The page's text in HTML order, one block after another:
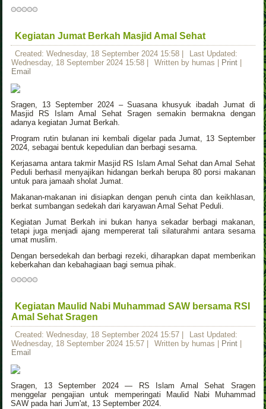
Kegiatan Jumat Berkah Masjid Amal Sehat
Created: Wednesday, 18 September 2024 15:58
Last Updated:
Wednesday, 18 September 2024 15:58
Written by humas Print
Email
Sragen, 13 September 2024 – Suasana khusyuk ibadah Jumat di
Masjid RS Islam Amal Sehat Sragen semakin bermakna dengan
adanya kegiatan Jumat Berkah.
Program rutin bulanan ini kembali digelar pada Jumat, 13 September
2024, sebagai bentuk kepedulian dan berbagi sesama.
Kerjasama antara takmir Masjid RS Islam Amal Sehat dan Amal Sehat
Peduli berhasil menyajikan hidangan berkah berupa 80 porsi makanan
untuk para jamaah sholat Jumat.
Makanan-makanan ini disiapkan dengan penuh cinta dan keikhlasan,
berkat sumbangan sedekah dari karyawan Amal Sehat Peduli.
Kegiatan Jumat Berkah ini bukan hanya sekadar berbagi makanan,
tetapi juga menjadi ajang mempererat tali silaturahmi antara sesama
umat muslim.
Dengan bersedekah dan berbagi rezeki, diharapkan dapat memberikan
keberkahan dan kebahagiaan bagi semua pihak.
Kegiatan Maulid Nabi Muhammad SAW bersama RSI
Amal Sehat Sragen
Created: Wednesday, 18 September 2024 15:57
Last Updated:
Wednesday, 18 September 2024 15:57
Written by humas Print
Email
Sragen, 13 September 2024 — RS Islam Amal Sehat Sragen
menggelar pengajian untuk memperingati Maulid Nabi Muhammad
SAW pada hari Jum'at, 13 September 2024.